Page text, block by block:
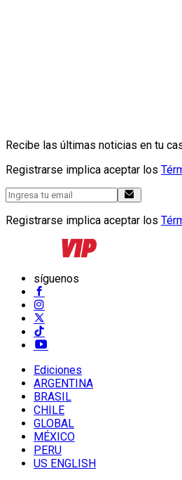
Recibe las últimas noticias en tu
Registrarse implica aceptar los
Registrarse implica aceptar los
síguenos
Ediciones
ARGENTINA
BRASIL
CHILE
GLOBAL
MÉXICO
PERU
US ENGLISH